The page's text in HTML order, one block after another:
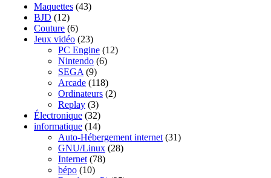
Maquettes (43)
BJD (12)
Couture (6)
Jeux vidéo (23)
PC Engine (12)
Nintendo (6)
SEGA (9)
Arcade (118)
Ordinateurs (2)
Replay (3)
Électronique (32)
informatique (14)
Auto-Hébergement internet (31)
GNU/Linux (28)
Internet (78)
bépo (10)